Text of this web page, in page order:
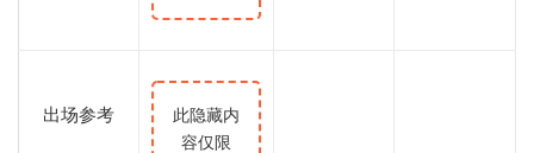
出场参考
此隐藏内
容仅限